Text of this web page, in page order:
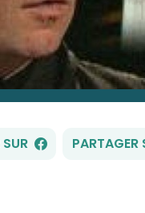
FACEBOOK
PARTAGER